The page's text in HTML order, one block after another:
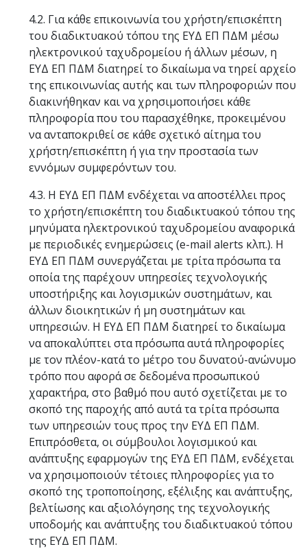
4.2. Για κάθε επικοινωνία του χρήστη/επισκέπτη
του διαδικτυακού τόπου της ΕΥΔ ΕΠ ΠΔΜ μέσω
ηλεκτρονικού ταχυδρομείου ή άλλων μέσων, η
ΕΥΔ ΕΠ ΠΔΜ διατηρεί το δικαίωμα να τηρεί αρχείο
της επικοινωνίας αυτής και των πληροφοριών που
διακινήθηκαν και να χρησιμοποιήσει κάθε
πληροφορία που του παρασχέθηκε, προκειμένου
να ανταποκριθεί σε κάθε σχετικό αίτημα του
χρήστη/επισκέπτη ή για την προστασία των
εννόμων συμφερόντων του.
4.3. Η ΕΥΔ ΕΠ ΠΔΜ ενδέχεται να αποστέλλει προς
το χρήστη/επισκέπτη του διαδικτυακού τόπου της
μηνύματα ηλεκτρονικού ταχυδρομείου αναφορικά
με περιοδικές ενημερώσεις (e-mail alerts κλπ.). Η
ΕΥΔ ΕΠ ΠΔΜ συνεργάζεται με τρίτα πρόσωπα τα
οποία της παρέχουν υπηρεσίες τεχνολογικής
υποστήριξης και λογισμικών συστημάτων, και
άλλων διοικητικών ή μη συστημάτων και
υπηρεσιών. Η ΕΥΔ ΕΠ ΠΔΜ διατηρεί το δικαίωμα
να αποκαλύπτει στα πρόσωπα αυτά πληροφορίες
με τον πλέον-κατά το μέτρο του δυνατού-ανώνυμο
τρόπο που αφορά σε δεδομένα προσωπικού
χαρακτήρα, στο βαθμό που αυτό σχετίζεται με το
σκοπό της παροχής από αυτά τα τρίτα πρόσωπα
των υπηρεσιών τους προς την ΕΥΔ ΕΠ ΠΔΜ.
Επιπρόσθετα, οι σύμβουλοι λογισμικού και
ανάπτυξης εφαρμογών της ΕΥΔ ΕΠ ΠΔΜ, ενδέχεται
να χρησιμοποιούν τέτοιες πληροφορίες για το
σκοπό της τροποποίησης, εξέλιξης και ανάπτυξης,
βελτίωσης και αξιολόγησης της τεχνολογικής
υποδομής και ανάπτυξης του διαδικτυακού τόπου
της ΕΥΔ ΕΠ ΠΔΜ.